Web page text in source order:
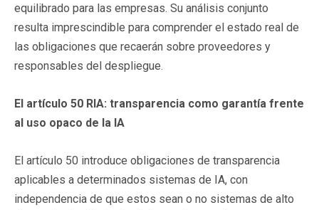
equilibrado para las empresas. Su análisis conjunto
resulta imprescindible para comprender el estado real de
las obligaciones que recaerán sobre proveedores y
responsables del despliegue.
El artículo 50 RIA: transparencia como garantía frente
al uso opaco de la IA
El artículo 50 introduce obligaciones de transparencia
aplicables a determinados sistemas de IA, con
independencia de que estos sean o no sistemas de alto